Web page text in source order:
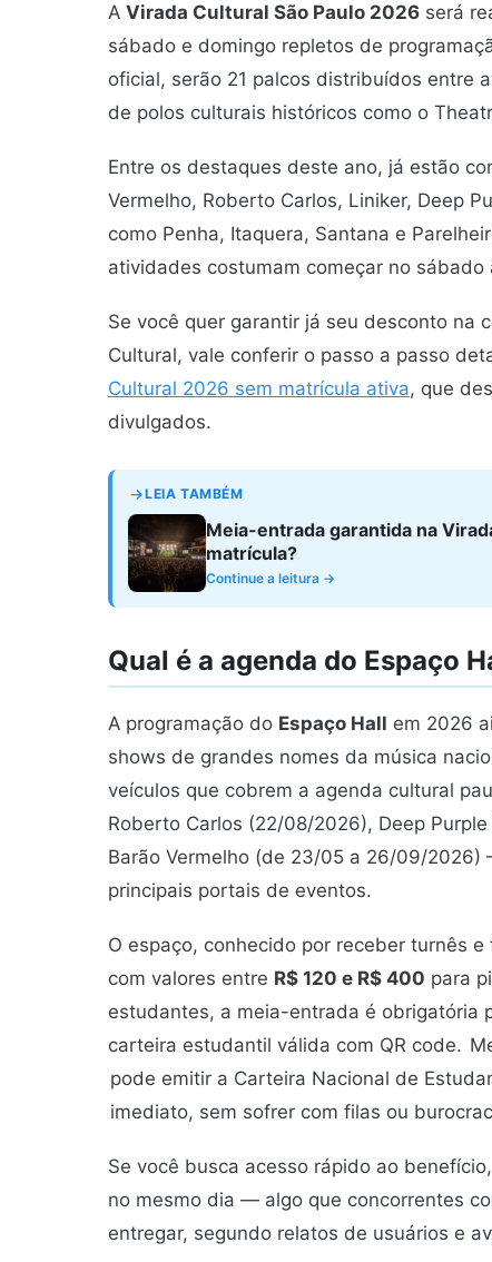
A Virada Cultural São Paulo 2026 será
sábado e domingo repletos de
oficial, serão 21 palcos distribuídos entre
de polos culturais históricos como o
Entre os destaques deste ano, já estão
Vermelho, Roberto Carlos, Liniker, Deep
como Penha, Itaquera, Santana e
atividades costumam começar no
Se você quer garantir já seu desconto na
Cultural, vale conferir o passo a passo
Cultural 2026 sem matrícula ativa, que
divulgados.
LEIA TAMBÉM
Meia-entrada garantida na
matrícula?
Continue a leitura →
Qual é a agenda do Espaço
A programação do Espaço Hall em 2026
shows de grandes nomes da música
veículos que cobrem a agenda cultural
Roberto Carlos (22/08/2026), Deep
Barão Vermelho (de 23/05 a 26/09/
principais portais de eventos.
O espaço, conhecido por receber turnês
com valores entre R$ 120 e R$ 400 para
estudantes, a meia-entrada é obrigatória
carteira estudantil válida com QR code.
pode emitir a Carteira Nacional de
imediato, sem sofrer com filas ou
Se você busca acesso rápido ao
no mesmo dia — algo que concorrentes
entregar, segundo relatos de usuários e